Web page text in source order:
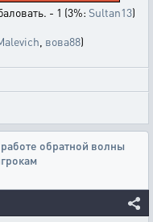
- 1 (3%: Sultan13)
вова88)
обратной волны